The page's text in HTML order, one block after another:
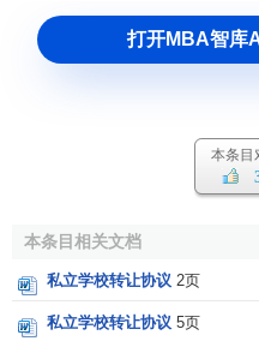
的是与之内涵较为相近的“民
校与民办学校概念加以比较
定，而对于“民办学校”作了
暂行规定》(1993年8月1日
定所指的民办高等学校，系
织以外的各种 社会组织
华人民共和国民办教育促进
的社会组织或者个人，利用
打开MBA智库
本条目
本条目相关文档
私立学校转让协议 2页
私立学校转让协议 5页